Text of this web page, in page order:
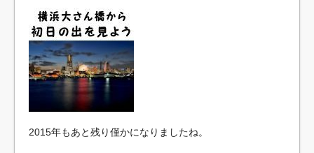
2015年もあと残り僅かになりましたね。